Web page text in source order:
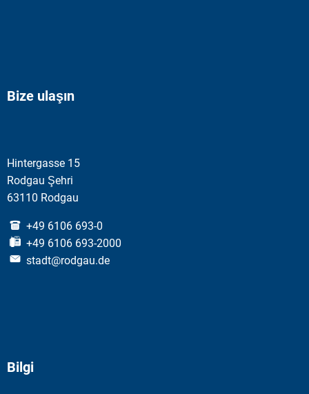
Bize ulaşın
Hintergasse 15
Rodgau Şehri
63110 Rodgau
+49 6106 693-0
+49 6106 693-2000
stadt@rodgau.de
Bilgi